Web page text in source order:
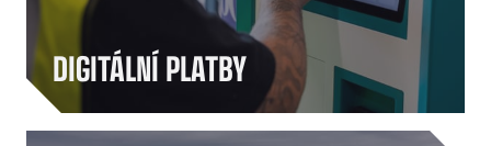
DIGITÁLNÍ PLATBY